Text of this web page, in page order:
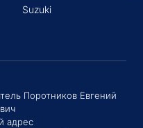
Suzuki
Поротников Евгений
адрес